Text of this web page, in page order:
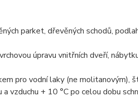
parket, dřevěných schodů,
úpravu vnitřních dveří,
pro vodní laky (ne
vzduchu + 10 °C po celou dobu